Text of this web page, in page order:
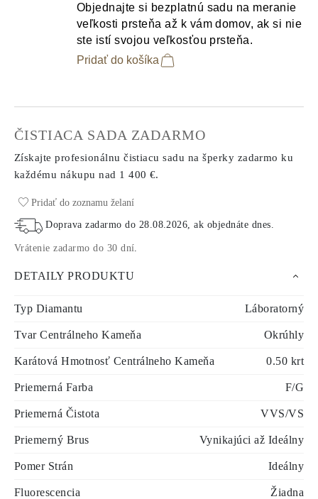
Objednajte si bezplatnú sadu na meranie
veľkosti prsteňa až k vám domov, ak si nie
ste istí svojou veľkosťou prsteňa.
Pridať do košíka
ČISTIACA SADA ZADARMO
Získajte profesionálnu čistiacu sadu na šperky zadarmo ku
každému nákupunad 1 400 €.
Pridať do zoznamu želaní
Doprava zadarmo do 28.08.2026 , ak objednáte dnes
Vrátenie zadarmo do 30 dní
DETAILY PRODUKTU
Typ Diamantu Láboratorný
Tvar Centrálneho Kameňa Okrúhly
Karátová Hmotnosť Centrálneho Kameňa 0.50 krt
Priemerná Farba F/G
Priemerná Čistota VVS/VS
Priemerný Brus Vynikajúci až Ideálny
Pomer Strán Ideálny
Fluorescencia Žiadna